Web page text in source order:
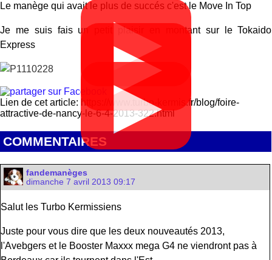
▶
Le manège qui avait le plus de succés c'est le Move In Top
▶
Je me suis fais un petit plaisir en montant sur le Tokaido
Express
▶
Lien de cet article: https://www.turbo-kermis.fr/blog/foire-
attractive-de-nancy-le-6-4-2013-322.html
COMMENTAIRES
fandemanèges
dimanche 7 avril 2013 09:17
Salut les Turbo Kermissiens
Juste pour vous dire que les deux nouveautés 2013,
l'Avebgers et le Booster Maxxx mega G4 ne viendront pas à